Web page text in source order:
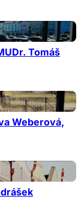
Tomáš
Weberová,